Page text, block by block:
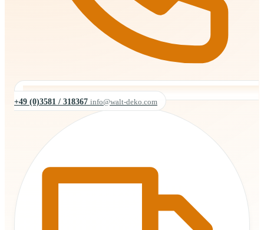
+49 (0)3581 / 318367 info@walt-deko.com